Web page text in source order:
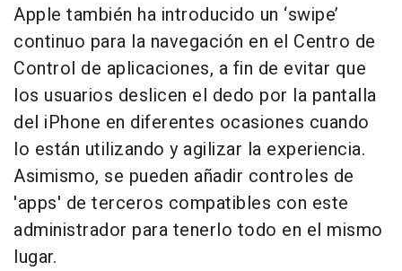
Apple también ha introducido un ‘swipe’
continuo para la navegación en el Centro de
Control de aplicaciones, a fin de evitar que
los usuarios deslicen el dedo por la pantalla
del iPhone en diferentes ocasiones cuando
lo están utilizando y agilizar la experiencia.
Asimismo, se pueden añadir controles de
'apps' de terceros compatibles con este
administrador para tenerlo todo en el mismo
lugar.